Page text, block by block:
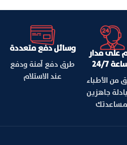
على مدار
24/7
من الأطباء
جاهزين
وسائل دفع متعددة
طرق دفع آمنة ودفع
عند الاستلام